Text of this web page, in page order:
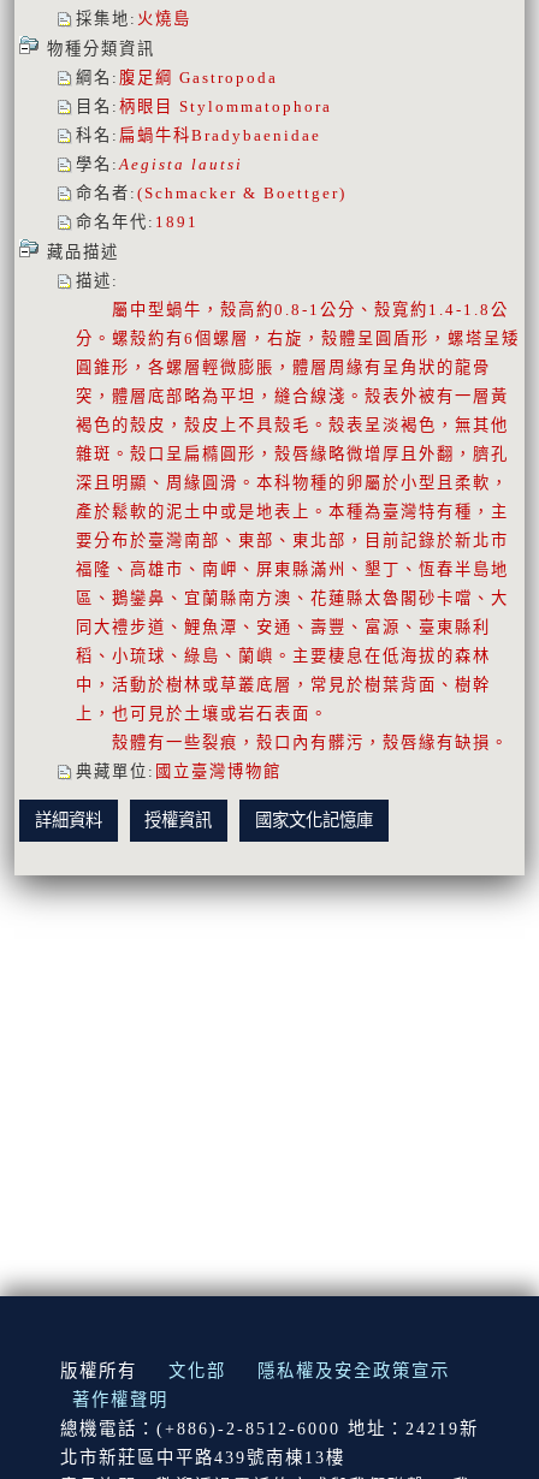
採集地 : 火燒島
物種分類資訊
綱名 : 腹足綱 Gastropoda
目名 : 柄眼目 Stylommatophora
科名 : 扁蝸牛科Bradybaenidae
學名 : Aegista lautsi
命名者 : (Schmacker & Boettger)
命名年代 : 1891
藏品描述
描述 :
屬中型蝸牛，殼高約0.8-1公分、殼寬約1.4-1.8公
分。螺殼約有6個螺層，右旋，殼體呈圓盾形，螺塔呈矮
圓錐形，各螺層輕微膨脹，體層周緣有呈角狀的龍骨
突，體層底部略為平坦，縫合線淺。殼表外被有一層黃
褐色的殼皮，殼皮上不具殼毛。殼表呈淡褐色，無其他
雜斑。殼口呈扁橢圓形，殼唇緣略微增厚且外翻，臍孔
深且明顯、周緣圓滑。本科物種的卵屬於小型且柔軟，
產於鬆軟的泥土中或是地表上。本種為臺灣特有種，主
要分布於臺灣南部、東部、東北部，目前記錄於新北市
福隆、高雄市、南岬、屏東縣滿州、墾丁、恆春半島地
區、鵝鑾鼻、宜蘭縣南方澳、花蓮縣太魯閣砂卡噹、大
同大禮步道、鯉魚潭、安通、壽豐、富源、臺東縣利
稻、小琉球、綠島、蘭嶼。主要棲息在低海拔的森林
中，活動於樹林或草叢底層，常見於樹葉背面、樹幹
上，也可見於土壤或岩石表面。
殼體有一些裂痕，殼口內有髒污，殼唇緣有缺損。
典藏單位 : 國立臺灣博物館
詳細資料 授權資訊 國家文化記憶庫
:::
版權所有 文化部
隱私權及安全政策宣示
著作權聲明
總機電話：(+886)-2-8512-6000 地址：24219新
北市新莊區中平路439號南棟13樓